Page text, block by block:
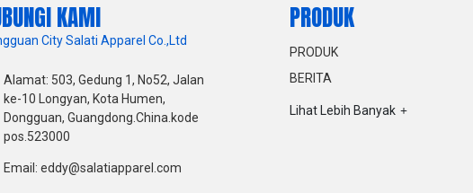
KAMI
City Salati Apparel Co.,Ltd
Alamat: 503, Gedung 1, No52, Jalan
ke-10 Longyan, Kota Humen,
Dongguan, Guangdong.China.kode
pos.523000
Email: eddy@salatiapparel.com
PRODUK
PRODUK
BERITA
Lihat Lebih Banyak